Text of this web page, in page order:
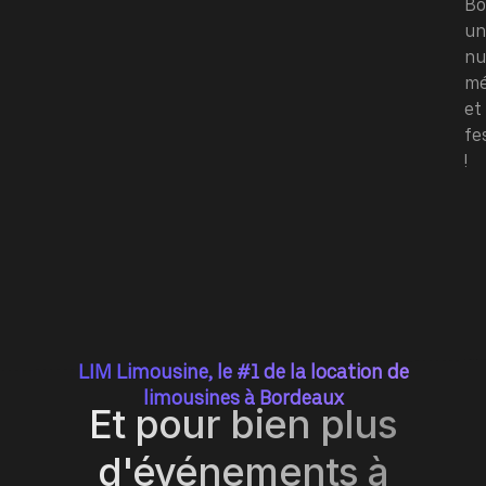
et
!
LIM Limousine, le #1 de la location de
limousines à Bordeaux
Et pour bien plus
d'événements à